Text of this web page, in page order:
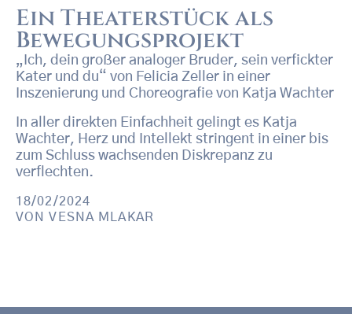
Ein Theaterstück als
Bewegungsprojekt
„Ich, dein großer analoger Bruder, sein verfickter
Kater und du“ von Felicia Zeller in einer
Inszenierung und Choreografie von Katja Wachter
In aller direkten Einfachheit gelingt es Katja
Wachter, Herz und Intellekt stringent in einer bis
zum Schluss wachsenden Diskrepanz zu
verflechten.
18/02/2024
VONVESNA MLAKAR